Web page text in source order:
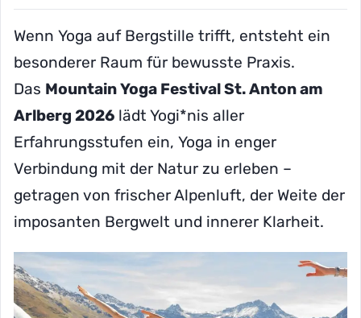
Wenn Yoga auf Bergstille trifft, entsteht ein
besonderer Raum für bewusste Praxis.
Das Mountain Yoga Festival St. Anton am
Arlberg 2026 lädt Yogi*nis aller
Erfahrungsstufen ein, Yoga in enger
Verbindung mit der Natur zu erleben –
getragen von frischer Alpenluft, der Weite der
imposanten Bergwelt und innerer Klarheit.